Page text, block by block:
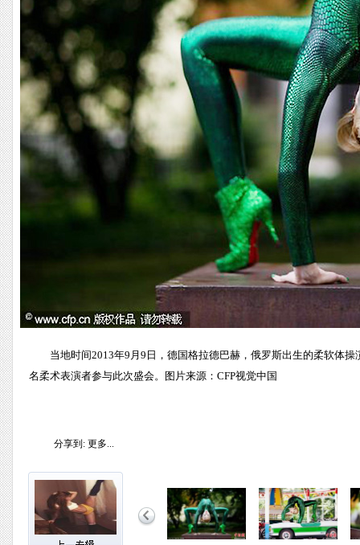
当地时间2013年9月9日，德国格拉德巴赫，俄罗斯出生的柔软体
名柔术表演者参与此次盛会。图片来源：CFP视觉中国
分享到: 更多...